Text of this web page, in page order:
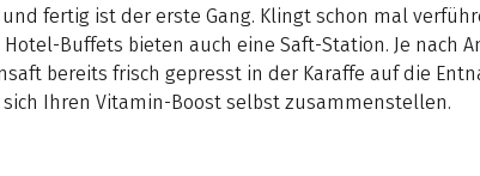
und fertig ist der erste Gang. Klingt schon mal
Hotel-Buffets bieten auch eine Saft-Station. Je nach
bereits frisch gepresst in der Karaffe auf die
sich Ihren Vitamin-Boost selbst zusammenstellen.